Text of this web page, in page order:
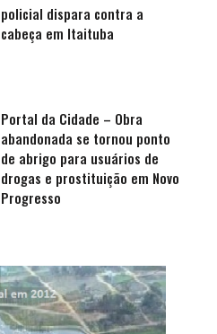
policial dispara contra a
cabeça em Itaituba
Portal da Cidade – Obra
abandonada se tornou ponto
de abrigo para usuários de
drogas e prostituição em Novo
Progresso